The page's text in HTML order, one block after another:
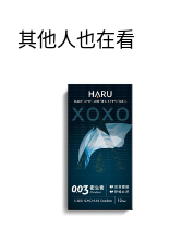
其他人也在看